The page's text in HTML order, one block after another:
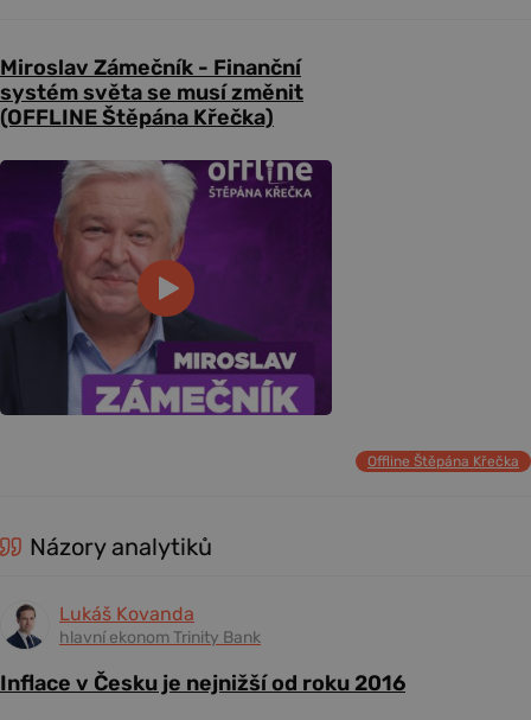
Miroslav Zámečník - Finanční
systém světa se musí změnit
(OFFLINE Štěpána Křečka)
Offline Štěpána Křečka
Názory analytiků
Lukáš Kovanda
hlavní ekonom Trinity Bank
Inflace v Česku je nejnižší od roku 2016